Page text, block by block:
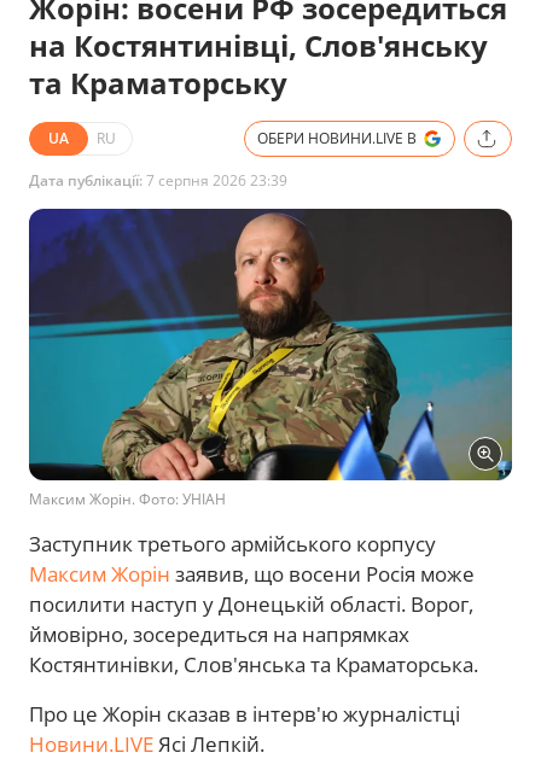
на Костянтинівці, Слов'янську
та Краматорську
UA RU ОБЕРИ НОВИНИ.LIVE В
Дата публікації:7 серпня 2026 23:39
Максим Жорін. Фото: УНІАН
Заступник третього армійського корпусу
Максим Жорін заявив, що восени Росія може
посилити наступ у Донецькій області. Ворог,
ймовірно, зосередиться на напрямках
Костянтинівки, Слов'янська та Краматорська.
Про це Жорін сказав в інтерв'ю журналістці
Новини.LIVEЯсі Лепкій.